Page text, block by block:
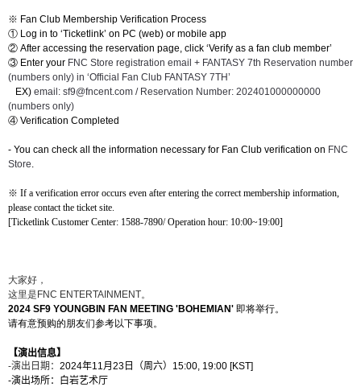
※ Fan Club Membership Verification Process
① Log in to ‘Ticketlink’ on PC (web) or mobile app
② After accessing the reservation page, click ‘Verify as a fan club member’
③ Enter your FNC Store registration email + FANTASY 7th Reservation number
(numbers only) in ‘Official Fan Club FANTASY 7TH’
EX) email: sf9@fncent.com / Reservation Number: 202401000000000
(numbers only)
④ Verification Completed
- You can check all the information necessary for Fan Club verification on FNC
Store
※ If a verification error occurs even after entering the correct membership information,
please contact the ticket site.
[Ticketlink Customer Center: 1588-7890/ Operation hour: 10:00~19:00]
大家好，
这里是FNC ENTERTAINMENT。
2024 SF9 YOUNGBIN FAN MEETING 'BOHEMIAN' 即将举行。
请有意预购的朋友们参考以下事项。
【演出信息】
-演出日期： 2024年11 月 23 日（周六） 1 5:00 19:00 [KST]
-演出场所： 白岩艺术厅